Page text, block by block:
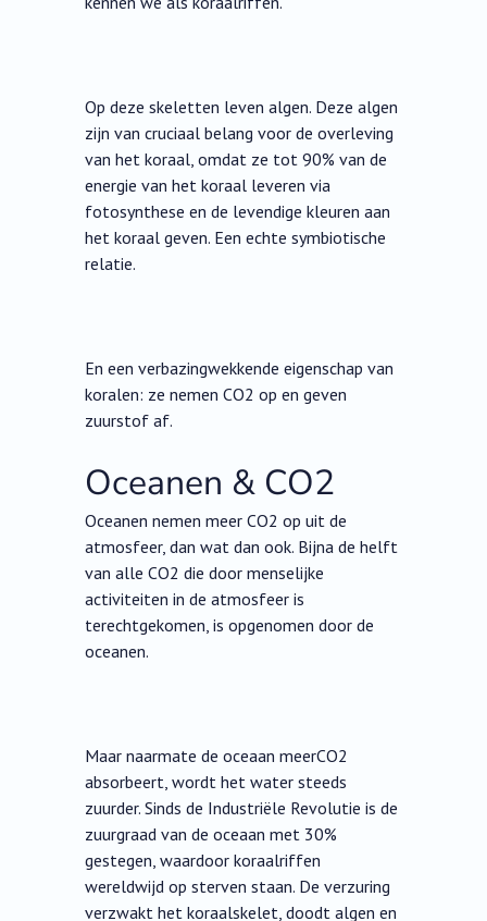
Op deze skeletten leven algen. Deze algen
zijn van cruciaal belang voor de overleving
van het koraal, omdat ze tot 90% van de
energie van het koraal leveren via
fotosynthese en de levendige kleuren aan
het koraal geven. Een echte symbiotische
relatie.
En een verbazingwekkende eigenschap van
koralen: ze nemen CO2 op en geven
zuurstof af.
Oceanen & CO2
Oceanen nemen meer CO2 op uit de
atmosfeer, dan wat dan ook. Bijna de helft
van alle CO2 die door menselijke
activiteiten in de atmosfeer is
terechtgekomen, is opgenomen door de
oceanen.
Maar naarmate de oceaan meerCO2
absorbeert, wordt het water steeds
zuurder. Sinds de Industriële Revolutie is de
zuurgraad van de oceaan met 30%
gestegen, waardoor koraalriffen
wereldwijd op sterven staan. De verzuring
verzwakt het koraalskelet, doodt algen en